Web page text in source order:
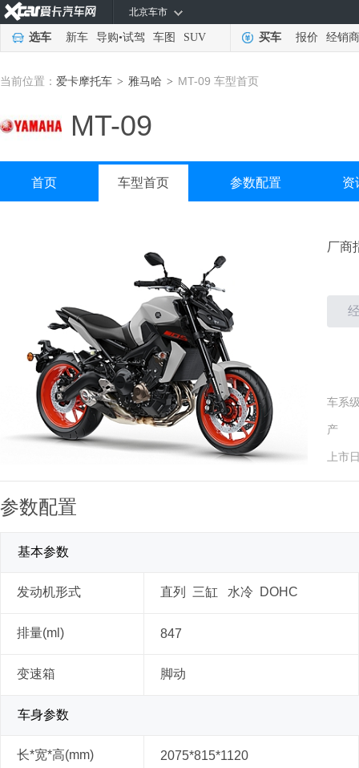
北京车市
选车 新车 导购•试驾 车图 SUV 买车 报价 经销商
当前位置： 爱卡摩托车 > 雅马哈 > MT-09 车型首页
MT-09
首页 车型首页 参数配置 资
厂商
车系
产
上市
参数配置
基本参数
发动机形式 直列 三缸 水冷 DOHC
排量(ml) 847
变速箱 脚动
车身参数
长*宽*高(mm) 2075*815*1120